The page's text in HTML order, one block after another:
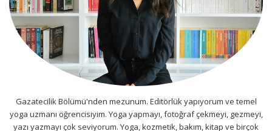
Gazatecilik Bölümü'nden mezunum. Editörlük yapıyorum ve temel
yoga uzmanı öğrencisiyim. Yoga yapmayı, fotoğraf çekmeyi, gezmeyi,
yazı yazmayı çok seviyorum. Yoga, kozmetik, bakım, kitap ve birçok